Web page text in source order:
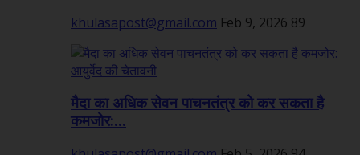
khulasapost@gmail.com Feb 9, 2026 89
मैदा का अधिक सेवन पाचनतंत्र को कर सकता है
कमजोर:...